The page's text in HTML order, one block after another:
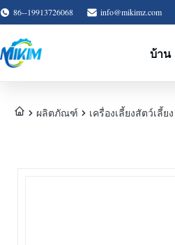
86--19913726068 info@mikimz.com
บ้าน
ผลิตภัณฑ์ เครื่องเลี้ยงสัตว์เลี้ยง